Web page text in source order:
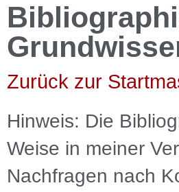
Zurück zur
Hinweis: Die
Weise in meiner
Nachfragen nach